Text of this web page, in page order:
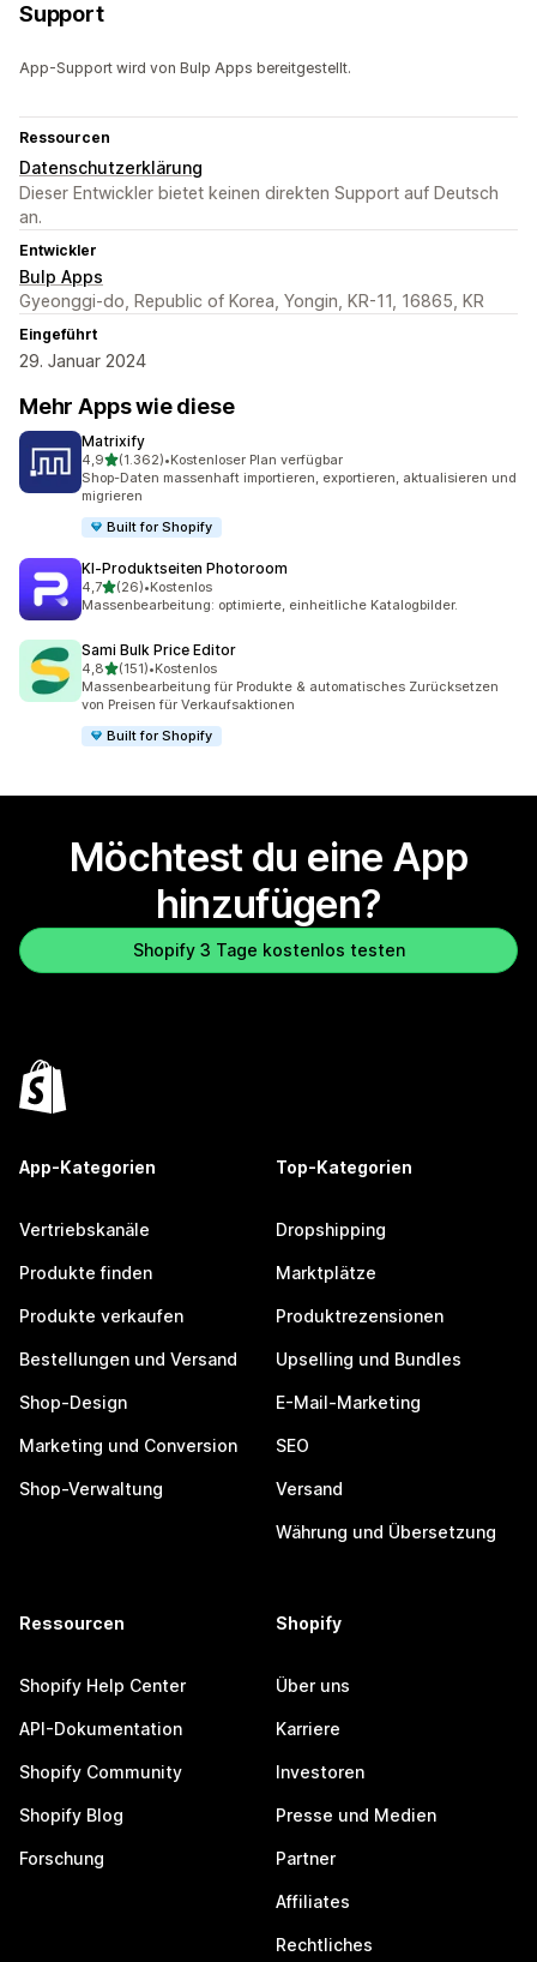
Support
App-Support wird von Bulp Apps bereitgestellt.
Ressourcen
Datenschutzerklärung
Dieser Entwickler bietet keinen direkten Support auf Deutsch
an.
Entwickler
Bulp Apps
Gyeonggi-do, Republic of Korea, Yongin, KR-11, 16865, KR
Eingeführt
29. Januar 2024
Mehr Apps wie diese
Matrixify
4,9von 5 Sternen
(1.362)
1362 Rezensionen insgesamt
•Kostenloser Plan verfügbar
Shop-Daten massenhaft importieren, exportieren, aktualisieren und
migrieren
Built for Shopify
KI‑Produktseiten Photoroom
4,7von 5 Sternen
(26)
26 Rezensionen insgesamt
•Kostenlos
Massenbearbeitung: optimierte, einheitliche Katalogbilder.
Sami Bulk Price Editor
4,8von 5 Sternen
(151)
151 Rezensionen insgesamt
•Kostenlos
Massenbearbeitung für Produkte & automatisches Zurücksetzen
von Preisen für Verkaufsaktionen
Built for Shopify
Möchtest du eine App
hinzufügen?
Shopify 3 Tage kostenlos testen
App-Kategorien
Vertriebskanäle
Produkte finden
Produkte verkaufen
Bestellungen und Versand
Shop-Design
Marketing und Conversion
Shop-Verwaltung
Top-Kategorien
Dropshipping
Marktplätze
Produktrezensionen
Upselling und Bundles
E-Mail-Marketing
SEO
Versand
Währung und Übersetzung
Ressourcen
Shopify Help Center
API-Dokumentation
Shopify Community
Shopify Blog
Forschung
Shopify
Über uns
Karriere
Investoren
Presse und Medien
Partner
Affiliates
Rechtliches